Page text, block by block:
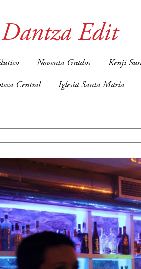
Dantza Edit
Noventa Grados Kenji
Central Iglesia Santa María